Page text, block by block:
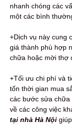
nhanh chóng các
một các bình
+Dịch vụ này cung
giá thành phù hợp
chữa hoặc mời thợ
+Tối ưu chi phí và
tốn thời gian mua
các bước sửa chữa
về các công việc
tại nhà Hà Nội